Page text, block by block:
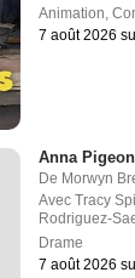
Animation,
7 août 2026
Anna Pigeon
De Morwyn
AvecTracy
Rodriguez-
Drame
7 août 2026